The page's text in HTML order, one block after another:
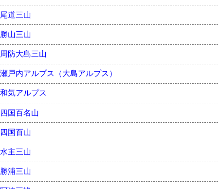
尾道三山
勝山三山
周防大島三山
瀬戸内アルプス（大島アルプス）
和気アルプス
四国百名山
四国百山
水主三山
勝浦三山